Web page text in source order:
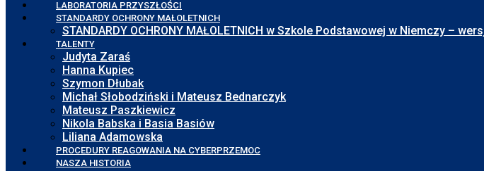
LABORATORIA PRZYSZŁOŚCI
STANDARDY OCHRONY MAŁOLETNICH
STANDARDY OCHRONY MAŁOLETNICH w Szkole Podstawowej w Niemczy –
TALENTY
Judyta Zaraś
Hanna Kupiec
Szymon Dłubak
Michał Słobodziński i Mateusz Bednarczyk
Mateusz Paszkiewicz
Nikola Babska i Basia Basiów
Liliana Adamowska
PROCEDURY REAGOWANIA NA CYBERPRZEMOC
NASZA HISTORIA